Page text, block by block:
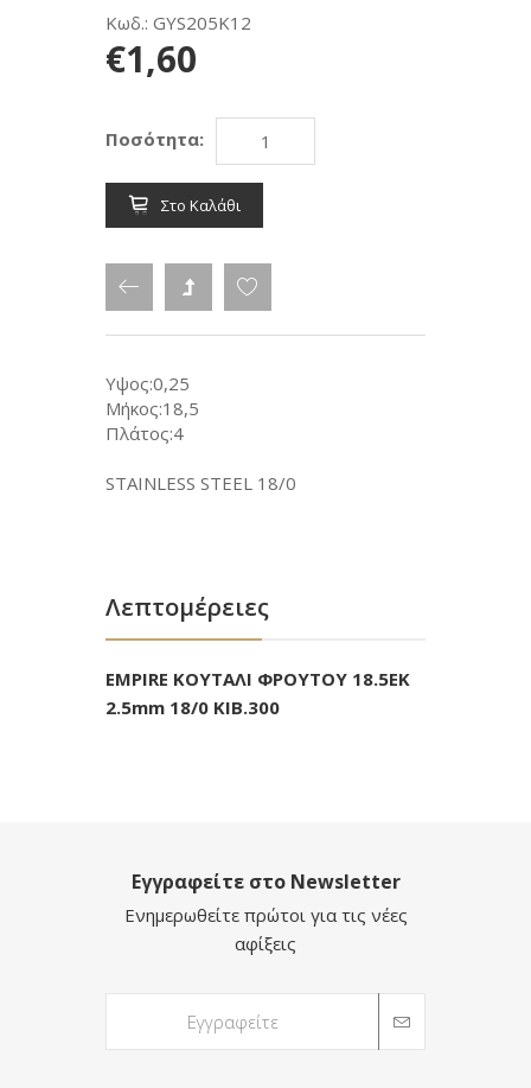
Κωδ.: GYS205K12
€1,60
Ποσότητα:
Στο Καλάθι
Υψος:0,25
Μήκος:18,5
Πλάτος:4
STAINLESS STEEL 18/0
Λεπτομέρειες
EMPIRE ΚΟΥΤΑΛΙ ΦΡΟΥΤΟΥ 18.5ΕΚ
2.5mm 18/0 KIB.300
Εγγραφείτε στο Newsletter
Ενημερωθείτε πρώτοι για τις νέες
αφίξεις